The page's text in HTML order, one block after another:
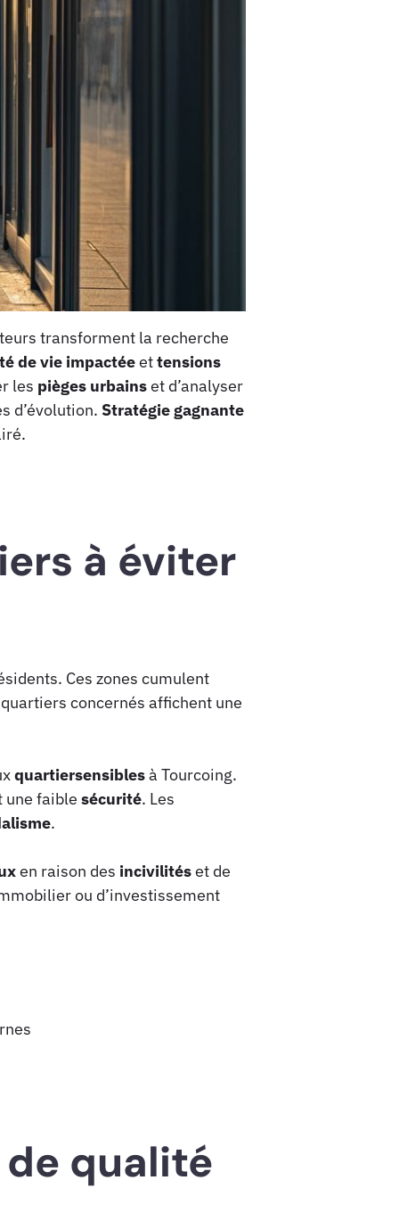
transforment la recherche
de vie impactéeettensions
les pièges urbainset d’analyser
d’évolution. Stratégie gagnante
à éviter
Ces zones cumulent
concernés affichent une
quartiersensiblesà Tourcoing.
faible sécurité. Les
.
en raison des incivilitéset de
ou d’investissement
qualité